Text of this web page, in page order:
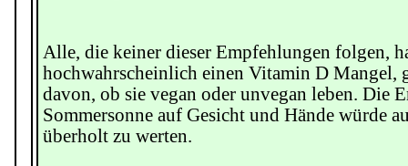
Alle, die keiner dieser Empfehlungen folgen,
hochwahrscheinlich einen Vitamin D Mangel,
davon, ob sie vegan oder unvegan leben. Die
Sommersonne auf Gesicht und Hände würde
überholt zu werten.